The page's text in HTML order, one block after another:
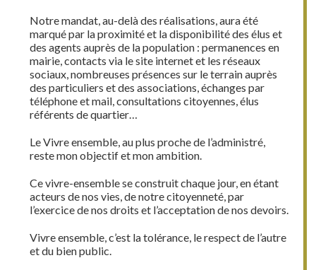
Notre mandat, au-delà des réalisations, aura été
marqué par la proximité et la disponibilité des élus et
des agents auprès de la population : permanences en
mairie, contacts via le site internet et les réseaux
sociaux, nombreuses présences sur le terrain auprès
des particuliers et des associations, échanges par
téléphone et mail, consultations citoyennes, élus
référents de quartier…
Le Vivre ensemble, au plus proche de l’administré,
reste mon objectif et mon ambition.
Ce vivre-ensemble se construit chaque jour, en étant
acteurs de nos vies, de notre citoyenneté, par
l’exercice de nos droits et l’acceptation de nos devoirs.
Vivre ensemble, c’est la tolérance, le respect de l’autre
et du bien public.